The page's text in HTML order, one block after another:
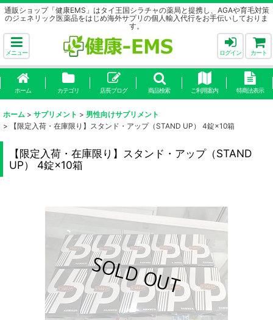
通販ショップ「健康EMS」はタイ王国シラチャの薬局と提携し、AGAや育毛対策
のジェネリック医薬品をはじめ海外サプリの個人輸入代行をお手伝いしておりま
す。
メニュー ログイン カート
ホーム カテゴリ 店長ブログ 商品検索 ご利用案内 特商法表示
ホーム > サプリメント > 男性向けサプリメント
>
【限定入荷・在庫限り】スタンド・アップ（STAND UP） 4錠×10箱
【限定入荷・在庫限り】スタンド・アップ（STAND
UP） 4錠×10箱